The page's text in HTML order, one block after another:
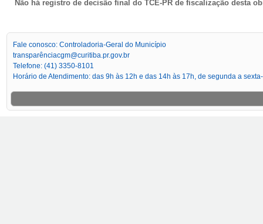
Não há registro de decisão final do TCE-PR de fiscalização desta
Fale conosco: Controladoria-Geral do Município
transparênciacgm@curitiba.pr.gov.br
Telefone: (41) 3350-8101
Horário de Atendimento: das 9h às 12h e das 14h às 17h, de segunda a